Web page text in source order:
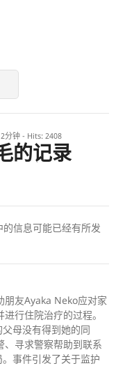
分钟 - Hits: 2408
的记录
信息可能已经有所发
朋友Ayaka Neko应对家
行住院治疗的过程。
母没有得到她的同
、寻求警察帮助到联系
事件引发了关于监护